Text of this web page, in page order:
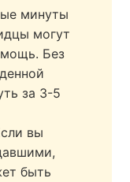
минуты
могут
Без
за 3-5
вы
быть